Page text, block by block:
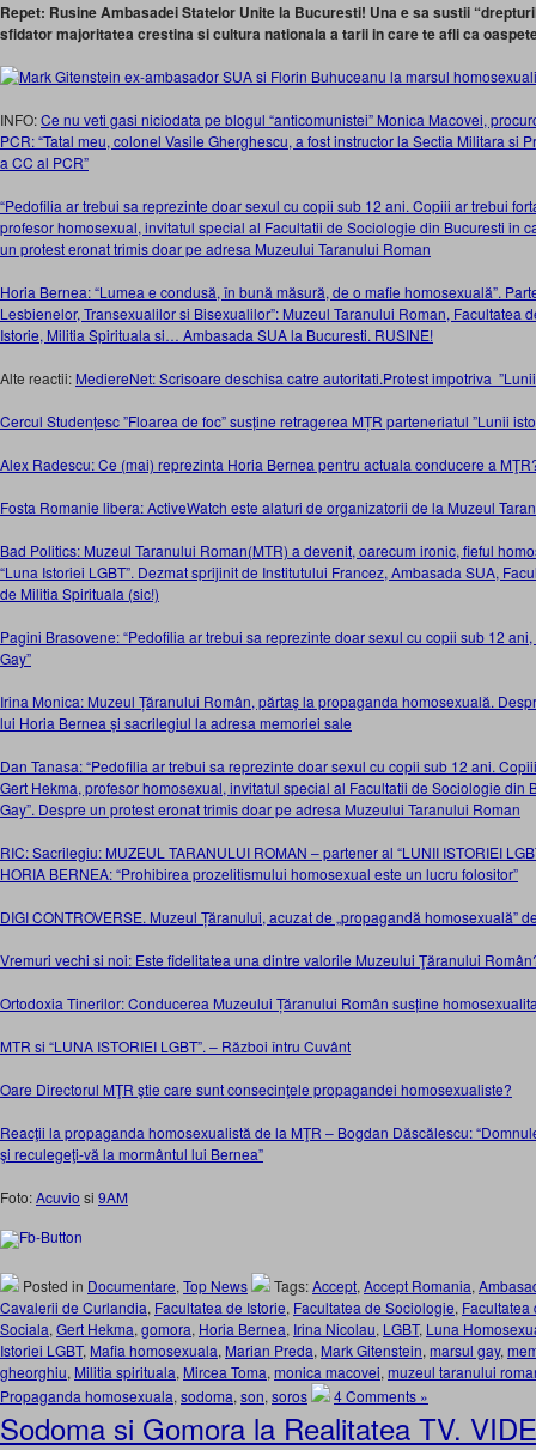
Repet: Rusine Ambasadei Statelor Unite la Bucuresti! Una e sa sustii
sfidator majoritatea crestina si cultura nationala a tarii in care te afli ca
INFO:Ce nu veti gasi niciodata pe blogul “anticomunistei” Monica Macovei,
PCR: “Tatal meu, colonel Vasile Gherghescu, a fost instructor la Sectia Militara si
a CC al PCR”
“Pedofilia ar trebui sa reprezinte doar sexul cu copii sub 12 ani. Copiii ar trebui
profesor homosexual, invitatul special al Facultatii de Sociologie din Bucuresti in
un protest eronat trimis doar pe adresa Muzeului Taranului Roman
Horia Bernea: “Lumea e condusă, în bună măsură, de o mafie homosexuală”.
Lesbienelor, Transexualilor si Bisexualilor”: Muzeul Taranului Roman, Facultatea
Istorie, Militia Spirituala si… Ambasada SUA la Bucuresti. RUSINE!
Alte reactii: MediereNet: Scrisoare deschisa catre autoritati.Protest impotriva
Cercul Studențesc ”Floarea de foc” susține retragerea MȚR parteneriatul ”Lunii
Alex Radescu: Ce (mai) reprezinta Horia Bernea pentru actuala conducere a
Fosta Romanie libera: ActiveWatch este alaturi de organizatorii de la Muzeul
Bad Politics: Muzeul Taranului Roman(MTR) a devenit, oarecum ironic, fieful
“Luna Istoriei LGBT”. Dezmat sprijinit de Institutului Francez, Ambasada SUA,
de Militia Spirituala (sic!)
Pagini Brasovene: “Pedofilia ar trebui sa reprezinte doar sexul cu copii sub 12
Gay”
Irina Monica: Muzeul Țăranului Român, părtaș la propaganda homosexuală.
lui Horia Bernea și sacrilegiul la adresa memoriei sale
Dan Tanasa: “Pedofilia ar trebui sa reprezinte doar sexul cu copii sub 12 ani.
Gert Hekma, profesor homosexual, invitatul special al Facultatii de Sociologie din
Gay”. Despre un protest eronat trimis doar pe adresa Muzeului Taranului Roman
RIC: Sacrilegiu: MUZEUL TARANULUI ROMAN – partener al “LUNII ISTORIEI
HORIA BERNEA: “Prohibirea prozelitismului homosexual este un lucru folositor”
DIGI CONTROVERSE. Muzeul Țăranului, acuzat de „propagandă homosexuală”
Vremuri vechi si noi: Este fidelitatea una dintre valorile Muzeului Ţăranului
Ortodoxia Tinerilor: Conducerea Muzeului Țăranului Român susține
MTR si “LUNA ISTORIEI LGBT”. – Război întru Cuvânt
Oare Directorul MŢR ştie care sunt consecinţele propagandei homosexualiste?
Reacţii la propaganda homosexualistă de la MŢR – Bogdan Dăscălescu:
şi reculegeţi-vă la mormântul lui Bernea”
Foto:Acuvio si 9AM
Posted in Documentare, Top News Tags:Accept, Accept Romania,
Cavalerii de Curlandia, Facultatea de Istorie, Facultatea de Sociologie, Facultatea
Sociala, Gert Hekma, gomora, Horia Bernea, Irina Nicolau, LGBT, Luna
Istoriei LGBT, Mafia homosexuala, Marian Preda, Mark Gitenstein, marsul gay,
gheorghiu, Militia spirituala, Mircea Toma, monica macovei, muzeul taranului
Propaganda homosexuala, sodoma, son, soros 4 Comments »
Sodoma si Gomora la Realitatea TV.